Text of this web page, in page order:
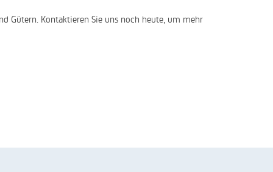
Gütern. Kontaktieren Sie uns noch heute, um mehr